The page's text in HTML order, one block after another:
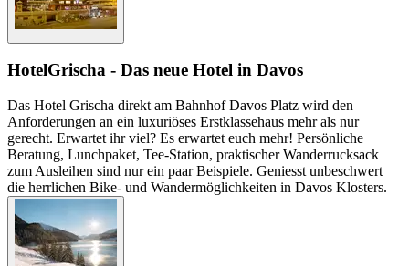
HotelGrischa - Das neue Hotel in Davos
Das Hotel Grischa direkt am Bahnhof Davos Platz wird den
Anforderungen an ein luxuriöses Erstklassehaus mehr als nur
gerecht. Erwartet ihr viel? Es erwartet euch mehr! Persönliche
Beratung, Lunchpaket, Tee-Station, praktischer Wanderrucksack
zum Ausleihen sind nur ein paar Beispiele. Geniesst unbeschwert
die herrlichen Bike- und Wandermöglichkeiten in Davos Klosters.